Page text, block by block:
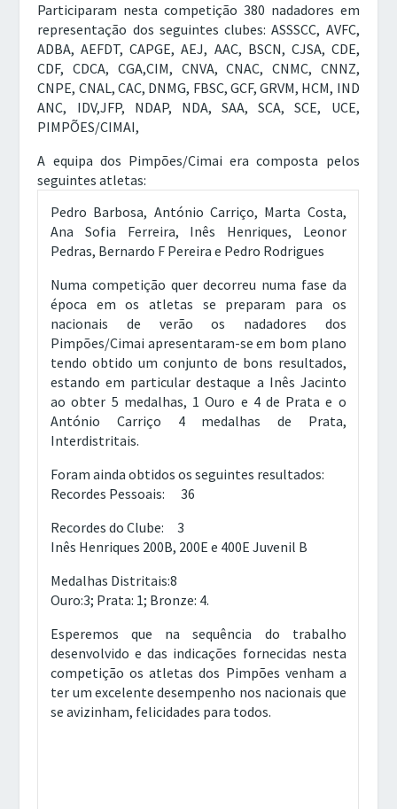
Participaram nesta competição 380 nadadores em
representação dos seguintes clubes: ASSSCC, AVFC,
ADBA, AEFDT, CAPGE, AEJ, AAC, BSCN, CJSA, CDE,
CDF, CDCA, CGA,CIM, CNVA, CNAC, CNMC, CNNZ,
CNPE, CNAL, CAC, DNMG, FBSC, GCF, GRVM, HCM, IND
ANC, IDV,JFP, NDAP, NDA, SAA, SCA, SCE, UCE,
PIMPÕES/CIMAI,
A equipa dos Pimpões/Cimai era composta pelos
seguintes atletas:
Pedro Barbosa, António Carriço, Marta Costa,
Ana Sofia Ferreira, Inês Henriques, Leonor
Pedras, Bernardo F Pereira e Pedro Rodrigues
Numa competição quer decorreu numa fase da
época em os atletas se preparam para os
nacionais de verão os nadadores dos
Pimpões/Cimai apresentaram-se em bom plano
tendo obtido um conjunto de bons resultados,
estando em particular destaque a Inês Jacinto
ao obter 5 medalhas, 1 Ouro e 4 de Prata e o
António Carriço 4 medalhas de Prata,
Interdistritais.
Foram ainda obtidos os seguintes resultados:
Recordes Pessoais: 36
Recordes do Clube: 3
Inês Henriques 200B, 200E e 400E Juvenil B
Medalhas Distritais:8
Ouro:3; Prata: 1; Bronze: 4.
Esperemos que na sequência do trabalho
desenvolvido e das indicações fornecidas nesta
competição os atletas dos Pimpões venham a
ter um excelente desempenho nos nacionais que
se avizinham, felicidades para todos.